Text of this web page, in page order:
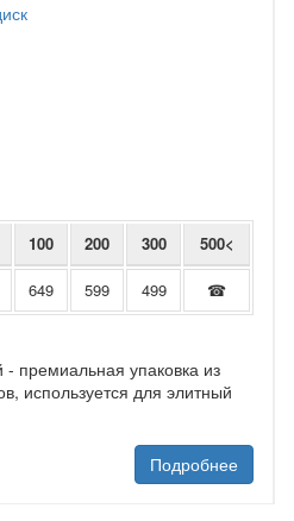
100 200 300 500<
649 599 499 ☎
премиальная упаковка из
используется для элитный
Подробнее